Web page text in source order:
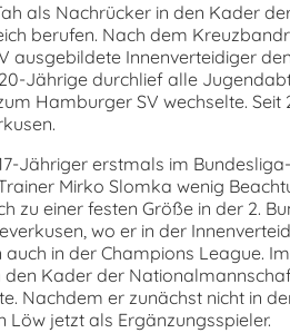
als Nachrücker in den Kader
berufen. Nach dem
ausgebildete Innenverteidiger
Jährige durchlief alle
Hamburger SV wechselte. Seit
Jähriger erstmals im
Mirko Slomka wenig
zu einer festen Größe in der 2.
wo er in der
in der Champions League.
Kader der
Nachdem er zunächst nicht in
Löw jetzt als Ergänzungsspieler.